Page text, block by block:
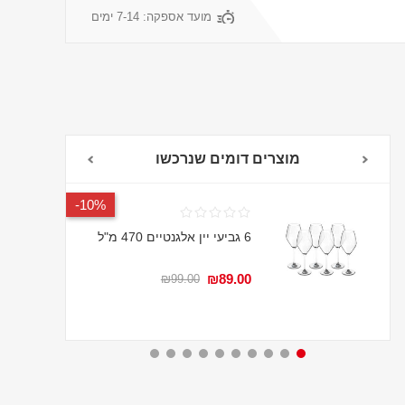
מועד אספקה: 7-14 ימים
מוצרים דומים שנרכשו
10%-
6 גביעי יין אלגנטיים 470 מ"ל
₪89.00
₪99.00